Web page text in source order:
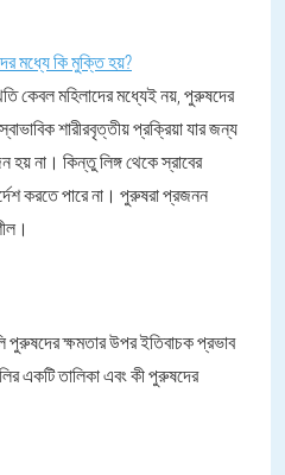
মধ্যে কি মুক্তি হয়?
কেবল মহিলাদের মধ্যেই নয়, পুরুষদের
শারীরবৃত্তীয় প্রক্রিয়া যার জন্য
হয় না। কিন্তু লিঙ্গ থেকে স্রাবের
করতে পারে না। পুরুষরা প্রজনন
পুরুষদের ক্ষমতার উপর ইতিবাচক প্রভাব
একটি তালিকা এবং কী পুরুষদের